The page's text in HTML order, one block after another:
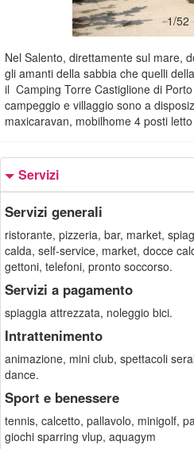
1/52
Nel Salento, direttamente sul mare,
gli amanti della sabbia che quelli
il Camping Torre Castiglione di Porto
campeggio e villaggio sono a
maxicaravan, mobilhome 4 posti
Servizi
Servizi generali
ristorante, pizzeria, bar, market,
calda, self-service, market, docce
gettoni, telefoni, pronto soccorso.
Servizi a pagamento
spiaggia attrezzata, noleggio bici.
Intrattenimento
animazione, mini club, spettacoli
dance.
Sport e benessere
tennis, calcetto, pallavolo, minigolf,
giochi sparring vlup, aquagym